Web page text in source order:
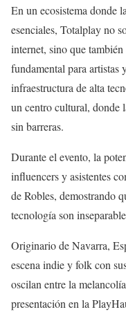
En un ecosistema donde
esenciales, Totalplay no
internet, sino que
fundamental para artistas
infraestructura de alta
un centro cultural, donde
sin barreras.
Durante el evento, la
influencers y asistentes
de Robles, demostrando
tecnología son
Originario de Navarra,
escena indie y folk con
oscilan entre la
presentación en la